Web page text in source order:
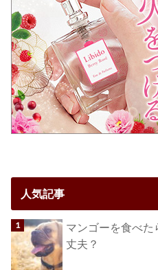
人気記事
マンゴーを食べた
丈夫？